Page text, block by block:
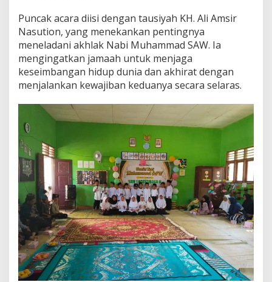
K
e
b
e
r
s
a
a
Puncak acara diisi dengan tausiyah KH. Ali Amsir
Nasution, yang menekankan pentingnya
meneladani akhlak Nabi Muhammad SAW. Ia
mengingatkan jamaah untuk menjaga
keseimbangan hidup dunia dan akhirat dengan
menjalankan kewajiban keduanya secara selaras.